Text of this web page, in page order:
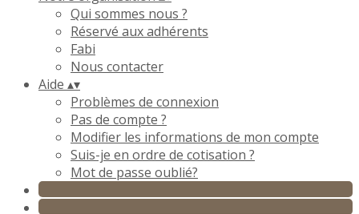
Qui sommes nous ?
Réservé aux adhérents
Fabi
Nous contacter
Aide ▴▾
Problèmes de connexion
Pas de compte ?
Modifier les informations de mon compte
Suis-je en ordre de cotisation ?
Mot de passe oublié?